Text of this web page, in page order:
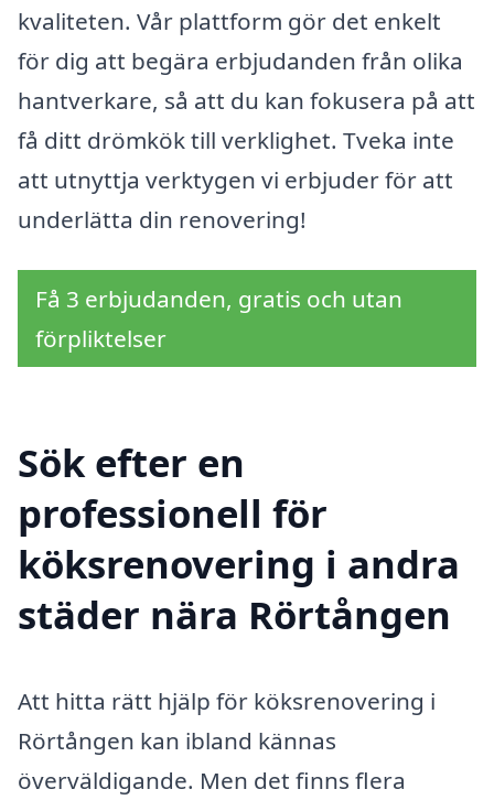
kvaliteten. Vår plattform gör det enkelt
för dig att begära erbjudanden från olika
hantverkare, så att du kan fokusera på att
få ditt drömkök till verklighet. Tveka inte
att utnyttja verktygen vi erbjuder för att
underlätta din renovering!
Få 3 erbjudanden, gratis och utan
förpliktelser
Sök efter en
professionell för
köksrenovering i andra
städer nära Rörtången
Att hitta rätt hjälp för köksrenovering i
Rörtången kan ibland kännas
överväldigande. Men det finns flera